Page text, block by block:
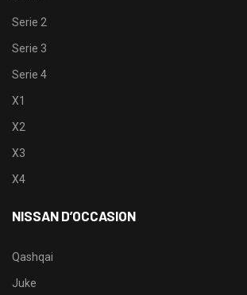
Serie 2
Serie 3
Serie 4
X1
X2
X3
X4
NISSAN D’OCCASION
Qashqai
Juke